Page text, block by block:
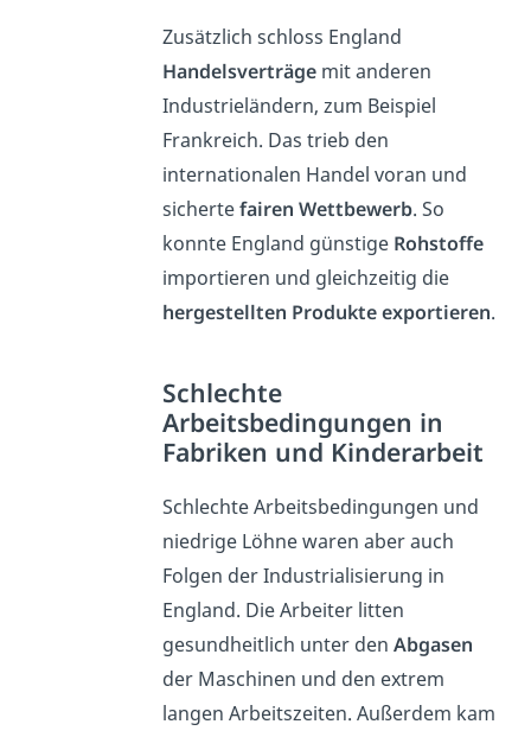
Zusätzlich schloss England
Handelsverträgemit anderen
Industrieländern, zum Beispiel
Frankreich. Das trieb den
internationalen Handel voran und
sichertefairen Wettbewerb. So
konnte England günstige Rohstoffe
importieren und gleichzeitig die
hergestellten Produkte exportieren.
Schlechte
Arbeitsbedingungen in
Fabriken und Kinderarbeit
Schlechte Arbeitsbedingungen und
niedrige Löhne waren aber auch
Folgen der Industrialisierung in
England. Die Arbeiter litten
gesundheitlich unter den Abgasen
der Maschinen und den extrem
langen Arbeitszeiten. Außerdem kam